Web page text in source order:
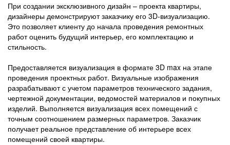
При создании эксклюзивного дизайн – проекта квартиры,
дизайнеры демонстрируют заказчику его 3D-визуализацию.
Это позволяет клиенту до начала проведения ремонтных
работ оценить будущий интерьер, его комплектацию и
стильность.
Предоставляется визуализация в формате 3D max на этапе
проведения проектных работ. Визуальные изображения
разрабатывают с учетом параметров технического задания,
чертежной документации, ведомостей материалов и покупных
изделий. Выполняется визуализация всех помещений с
точным соотношением размерных параметров. Заказчик
получает реальное представление об интерьере всех
помещений своей квартиры.